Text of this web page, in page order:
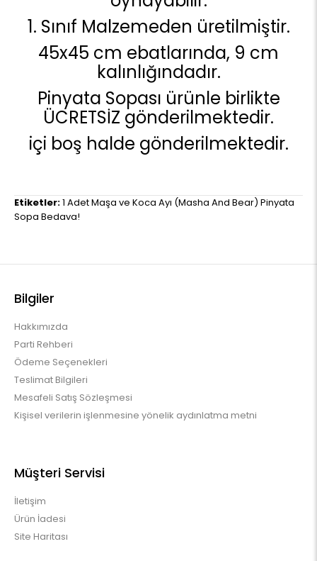
1. Sınıf Malzemeden üretilmiştir.
45x45 cm ebatlarında, 9 cm
kalınlığındadır.
Pinyata Sopası ürünle birlikte
ÜCRETSİZ gönderilmektedir.
içi boş halde gönderilmektedir.
Etiketler:1 Adet Maşa ve Koca Ayı (Masha And Bear) Pinyata
Sopa Bedava!
Bilgiler
Hakkımızda
Parti Rehberi
Ödeme Seçenekleri
Teslimat Bilgileri
Mesafeli Satış Sözleşmesi
Kişisel verilerin işlenmesine yönelik aydınlatma metni
Müşteri Servisi
İletişim
Ürün İadesi
Site Haritası